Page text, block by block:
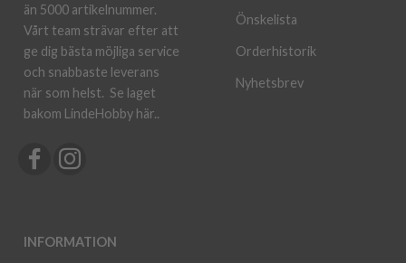
än 5000 artikelnummer.
Vårt team strävar efter att
ge dig bästa möjliga service
och snabbaste leverans
när som helst. Se laget
bakom LindeHobby här..
INFORMATION
Önskelista
Orderhistorik
Nyhetsbrev